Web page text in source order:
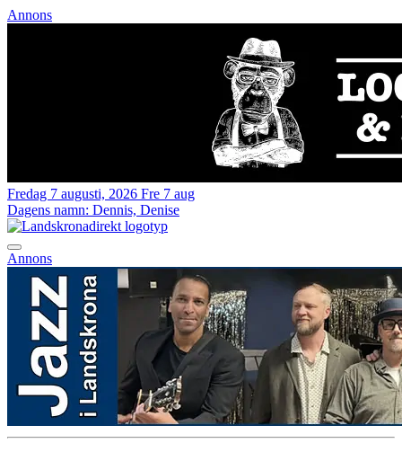
Annons
Fredag 7 augusti, 2026 Fre 7 aug
Dagens namn: Dennis, Denise
Annons